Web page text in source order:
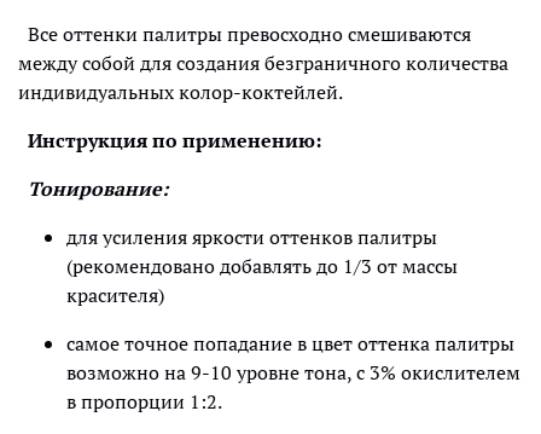
Все оттенки палитры превосходно смешиваются
между собой для создания безграничного количества
индивидуальных колор-коктейлей.
Инструкция по применению:
Тонирование:
для усиления яркости оттенков палитры
(рекомендовано добавлять до 1/3 от массы
красителя)
самое точное попадание в цвет оттенка палитры
возможно на 9-10 уровне тона, с 3% окислителем
в пропорции 1:2.